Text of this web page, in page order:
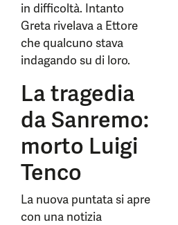
in difficoltà. Intanto
Greta rivelava a Ettore
che qualcuno stava
indagando su di loro.
La tragedia
da Sanremo:
morto Luigi
Tenco
La nuova puntata si apre
con una notizia